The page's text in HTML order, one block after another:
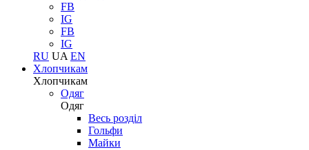
FB
IG
FB
IG
RU UA EN
Хлопчикам
Хлопчикам
Одяг
Одяг
Весь розділ
Гольфи
Майки